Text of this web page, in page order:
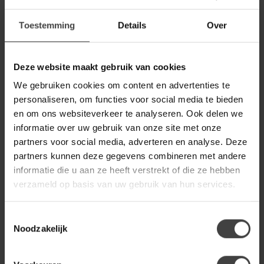
Toestemming Details Over
Deze website maakt gebruik van cookies
We gebruiken cookies om content en advertenties te
personaliseren, om functies voor social media te bieden
en om ons websiteverkeer te analyseren. Ook delen we
informatie over uw gebruik van onze site met onze
partners voor social media, adverteren en analyse. Deze
partners kunnen deze gegevens combineren met andere
informatie die u aan ze heeft verstrekt of die ze hebben
verzameld op basis van uw gebruik van hun services.
Noodzakelijk
Benoa TV meubel Industrial
Mango - 120 cm
269,00
199,00
BENOA
Benoa Bijzettafel Round
Mango
Op voorraad
199,00
139,00
BENOA
Benoa Nachtkastje/ bijzettafel
Len Mango
Op voorraad
199,00
149,00
Of heb je hulp nodig bij de bestelling? Neem